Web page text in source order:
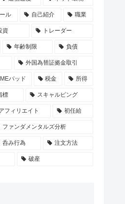
ル 自己紹介 職業
資 トレーダー
年齢制限 負債
外国為替証拠金取引
パッド 税金 所得
標 スキャルピング
フィリエイト 初任給
ファンダメンタルズ分析
呑み行為 注文方法
破産